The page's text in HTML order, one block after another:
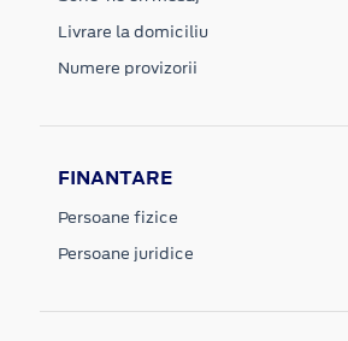
Livrare la domiciliu
Numere provizorii
FINANTARE
Persoane fizice
Persoane juridice